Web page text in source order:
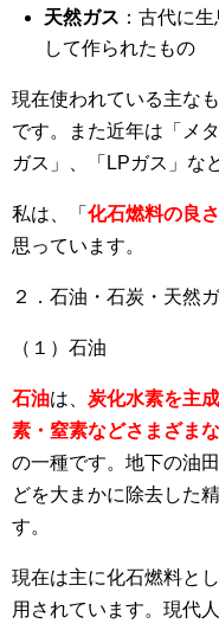
天然ガス ：古代に
して作られたもの
現在使われている主な
です。また近年は「メ
ガス」、「LPガス」な
私は、「 化石燃料の良
思っています。
２．石油・石炭・天然
（１）石油
石油は、 炭化水素を主
素・窒素などさまざま
の一種です。地下の油
どを大まかに除去した
す。
現在は主に化石燃料と
用されています。現代